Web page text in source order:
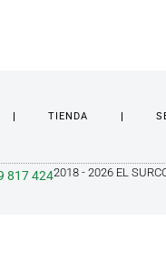
TIENDA
817 4242018 - 2026 EL